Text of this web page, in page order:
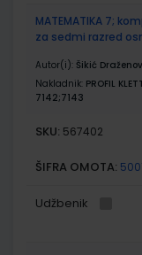
MATEMATIKA 7;
za sedmi razred
Autor(i): Šikić
Nakladnik: PROFIL
7142;7143
SKU: 567402
ŠIFRA OMOTA:
Udžbenik